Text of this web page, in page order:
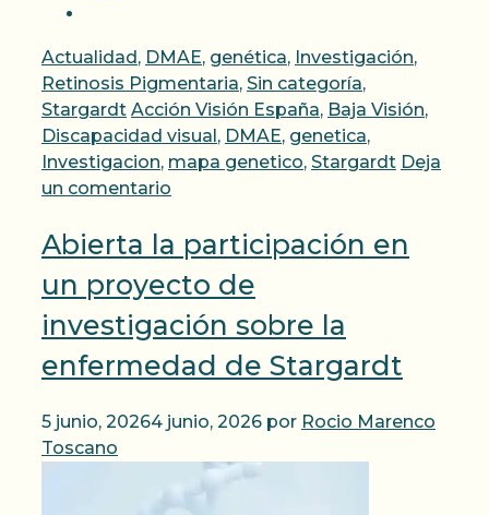
Categorías
Actualidad , DMAE, genética, Investigación,
Retinosis Pigmentaria, Sin categoría,
Stargardt Etiquetas
Acción Visión España, Baja Visión,
Discapacidad visual , DMAE, genetica,
Investigacion, mapa genetico, Stargardt Deja
un comentario
Abierta la participación en
un proyecto de
investigación sobre la
enfermedad de Stargardt
5 junio, 20264 junio, 2026 por Rocio Marenco
Toscano